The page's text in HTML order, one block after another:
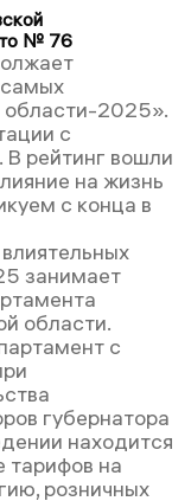
№ 76
области-2025».
с
В рейтинг вошли
на жизнь
с конца в
занимает
области.
с
губернатора
находится
тарифов на
розничных